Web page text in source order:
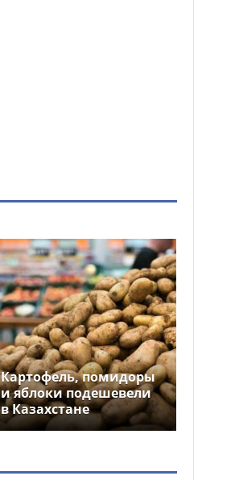
Картофель, помидоры
и яблоки подешевели
в Казахстане